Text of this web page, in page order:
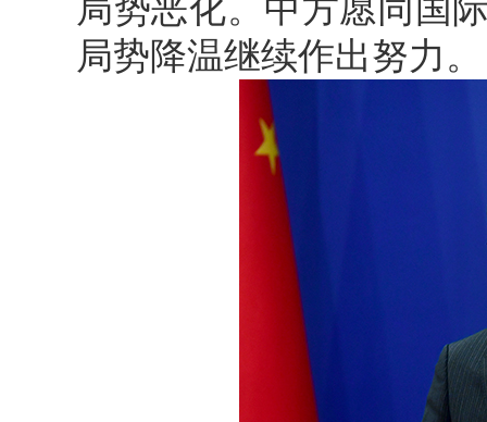
局势恶化。中方愿同国
局势降温继续作出努力。